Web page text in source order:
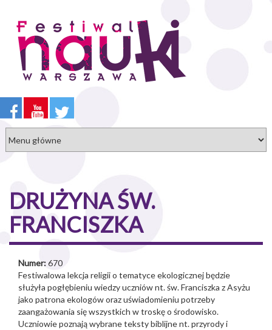
treści
DRUŻYNA ŚW.
FRANCISZKA
Numer:670
Festiwalowa lekcja religii o tematyce ekologicznej będzie
służyła pogłębieniu wiedzy uczniów nt. św. Franciszka z Asyżu
jako patrona ekologów oraz uświadomieniu potrzeby
zaangażowania się wszystkich w troskę o środowisko.
Uczniowie poznają wybrane teksty biblijne nt. przyrody i